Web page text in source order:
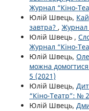
Журнал “Кіно-
Юлій Швець,
завтра? , Журнал
Юлій Швець ,
Журнал “Кіно-
Юлій Швець,
можна
5 (2021)
Юлій Швець,
“Кіно-Театр”: №
Юлій Швець,